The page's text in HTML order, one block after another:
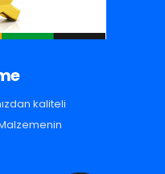
kaliteli